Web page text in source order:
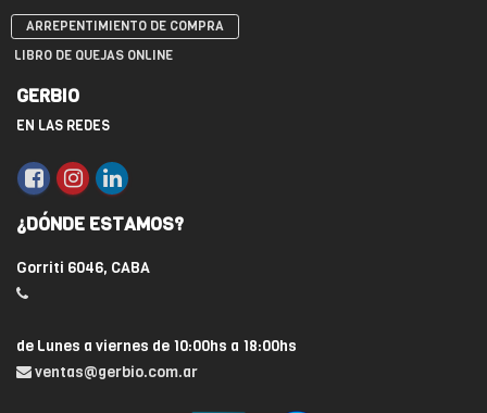
ARREPENTIMIENTO DE COMPRA
LIBRO DE QUEJAS ONLINE
GERBIO
EN LAS REDES
¿DÓNDE ESTAMOS?
Gorriti 6046, CABA
de Lunes a viernes de 10:00hs a 18:00hs
ventas@gerbio.com.ar